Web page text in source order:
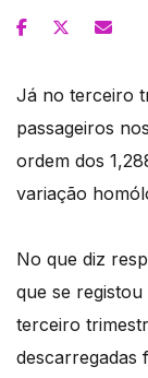
Já no terceiro
passageiros
ordem dos
variação
No que diz
que se
terceiro
descarregadas